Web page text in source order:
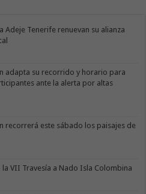
Adeje Tenerife renuevan su alianza
adapta su recorrido y horario para
ante la alerta por altas
recorrerá este sábado los paisajes de
VII Travesía a Nado Isla Colombina